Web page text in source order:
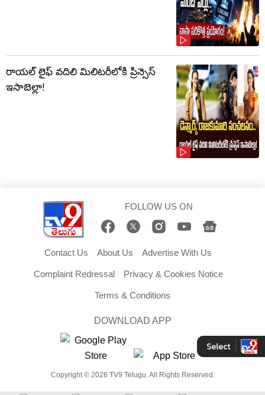
రాయల్ లైఫ్ వదిలి మిలిటరీలోకి ప్రిన్సెస్
ఇసాబెల్లా!
FOLLOW US ON
Contact Us About Us Advertise With Us
Complaint Redressal Privacy & Cookies Notice
Terms & Conditions
DOWNLOAD APP
Copyright © 2026 TV9 Telugu. All Rights Reserved.